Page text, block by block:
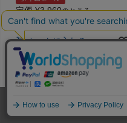
定価 ¥3,960のところ
当店通常価格 ¥2,200 税込
カートに入れる
並び替え 価格が安い順